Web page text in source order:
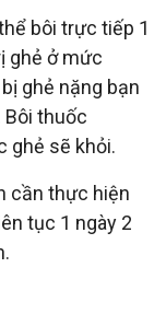
bôi trực tiếp 1
ghẻ ở mức
ghẻ nặng bạn
Bôi thuốc
ghẻ sẽ khỏi.
cần thực hiện
tục 1 ngày 2